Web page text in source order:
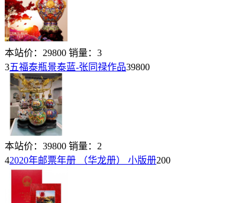
本站价： 29800 销量： 3
3五福泰瓶景泰蓝-张同禄作品39800
本站价： 39800 销量： 2
42020年邮票年册 （华龙册） 小版册200